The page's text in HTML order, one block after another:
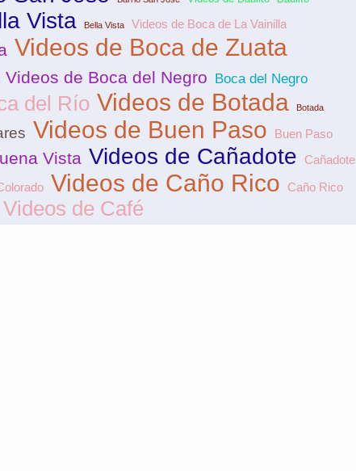
Vista Bella Vista Videos de Boca de La Vainilla
Videos de Boca de Zuata
Videos de Boca del Negro Boca del Negro
del Río Videos de Botada Botada
Videos de Buen Paso Buen Paso
Vista Videos de Cañadote Cañadote
Videos de Caño Rico Caño Rico
Videos de Café